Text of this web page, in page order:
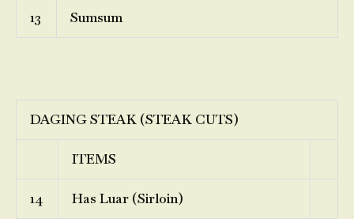
13 Sumsum
DAGING STEAK (STEAK CUTS)
ITEMS
14 Has Luar (Sirloin)